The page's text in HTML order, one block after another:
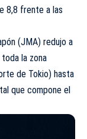
8,8 frente a las
(JMA) redujo a
la zona
de Tokio) hasta
que compone el